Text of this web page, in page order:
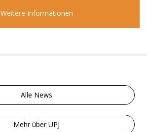
Weitere Informationen
Alle News
Mehr über UPJ